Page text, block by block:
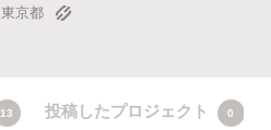
東京都
13 投稿したプロジェクト 0